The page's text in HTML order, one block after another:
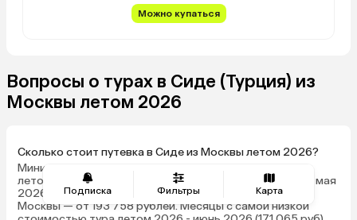
Подписка Фильтры Карта
Можно купаться
Вопросы о турах в Сиде (Турция) из
Москвы летом 2026
Сколько стоит путевка в Сиде из Москвы летом 2026?
Минимальная стоимость путевки на двоих взрослых
летом 2026 — от 57 158 рублей (цена актуальна на 23 мая
2026) за 3 ночи. Средняя стоимость тура в Сиде из
Москвы — от 193 758 рублей. Месяцы с самой низкой